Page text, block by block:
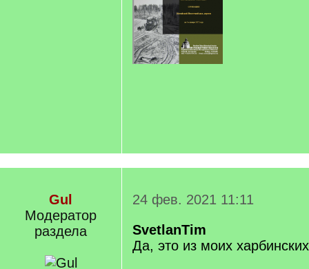
Gul
Модератор
раздела
24 фев. 2021 11:11
SvetlanTim
Да, это из моих